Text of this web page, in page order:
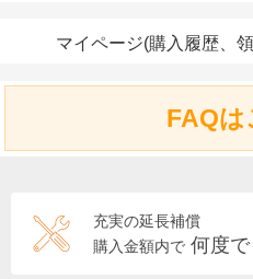
マイページ(購入履歴、
FAQは
充実の延長補償
購入金額内で 何度